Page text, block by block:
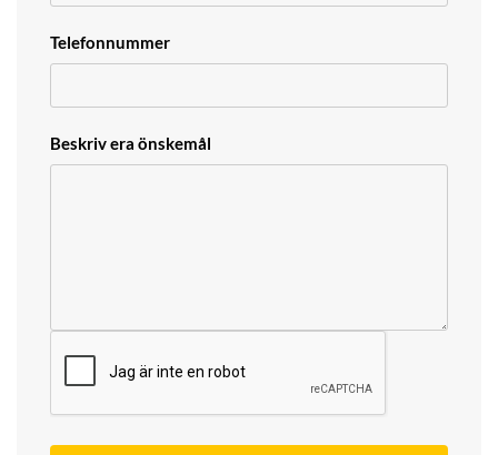
Telefonnummer
Beskriv era önskemål